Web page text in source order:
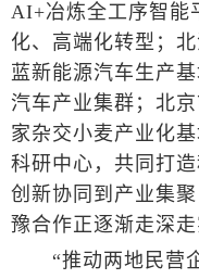
AI+冶炼全工序智能
化、高端化转型；
蓝新能源汽车生产
汽车产业集群；北
家杂交小麦产业化
科研中心，共同打
创新协同到产业集
豫合作正逐渐走深走
“推动两地民营企